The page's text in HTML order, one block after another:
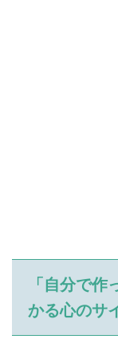
「自分で
かる心のサ